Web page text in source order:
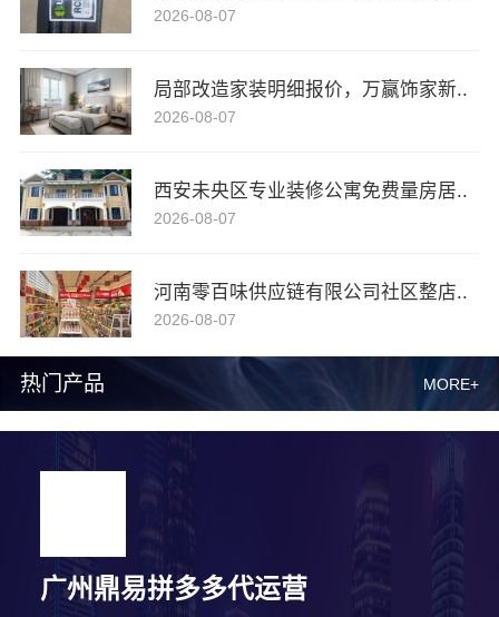
热门产品 MORE+
2026-08-07
局部改造家装明细报价，万赢饰家新..
2026-08-07
西安未央区专业装修公寓免费量房居..
2026-08-07
河南零百味供应链有限公司社区整店..
2026-08-07
广州鼎易拼多多代运营